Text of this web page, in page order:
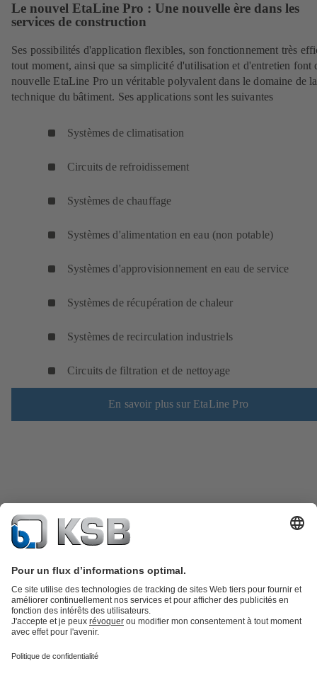
Le nouvel EtaLine Pro : Une nouvelle ère dans les
services de construction
Ses possibilités d'application flexibles, son fonctionnement très
tout moment, ainsi que sa simplicité d'utilisation et d'entretien font
nouvelle EtaLine Pro un véritable polyvalent dans le domaine de la
technique du bâtiment. Ses applications sont les suivantes
Systèmes de climatisation
Circuits de refroidissement
Systèmes de chauffage
Systèmes d'alimentation en eau (non potable)
Systèmes d'approvisionnement en eau de service
Systèmes de récupération de chaleur
Systèmes de recirculation industriels
Circuits de filtration et de nettoyage
En savoir plus sur EtaLine Pro